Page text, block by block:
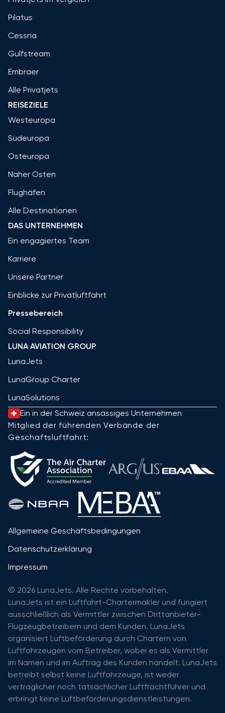
Pilatus
Cessna
Gulfstream
Embraer
Alle Privatjets
REISEZIELE
Westeuropa
Südeuropa
Osteuropa
Naher Osten
Flughäfen
Alle Destinationen
DAS UNTERNEHMEN
Ein engagiertes Team
Karriere
Unsere Partner
Einblicke zur Privatluftfahrt
Pressebereich
Social Responsibility
LUNA AVIATION GROUP
LunaJets
LunaGroup Charter
LunaSolutions
Ein in der Schweiz ansässiges Unternehmen
Mitglied der führenden Verbände der
Geschäftsluftfahrt:
Allgemeine Geschäftsbedingungen
Datenschutzerklärung
Impressum
© 2026 LunaJets. Alle Rechte vorbehalten.
LunaJets ist ein Luftfahrt-Chartermakler und fungiert
ausschließlich als Vermittler zwischen Drittanbieter-
Flugzeugbetreibern und dem Kunden. LunaJets
organisiert Luftbeförderung durch Chartern von
Luftfahrzeugen vom Betreiber, wobei es als Vermittler
im Namen und im Auftrag des Kunden handelt. LunaJets
betreibt selbst keine Luftfahrzeuge, ist weder
vertraglicher noch tatsächlicher Luftfrachtführer und
erbringt keine Luftbeförderungsdienstleistungen.